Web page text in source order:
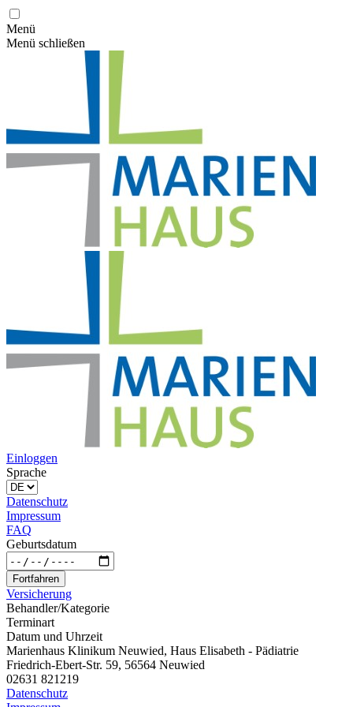
Menü
Menü schließen
Einloggen
Sprache
Datenschutz
Impressum
FAQ
Geburtsdatum
Fortfahren
Versicherung
Behandler/Kategorie
Terminart
Datum und Uhrzeit
Marienhaus Klinikum Neuwied, Haus Elisabeth - Pädiatrie
Friedrich-Ebert-Str. 59, 56564 Neuwied
02631 821219
Datenschutz